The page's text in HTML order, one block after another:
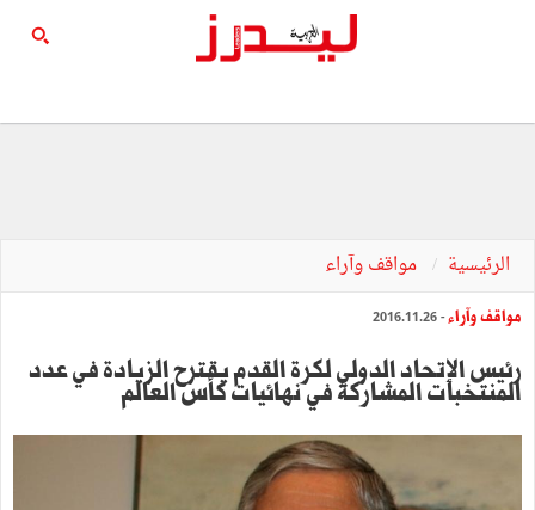
الرئيسية مواقف وآراء
مواقف وآراء- 2016.11.26
رئيس الإتحاد الدولي لكرة القدم يقترح الزيادة في عدد
المنتخبات المشاركة في نهائيات كأس العالم